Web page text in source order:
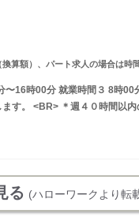
算額）、パート求人の場合は時
16時00分 就業時間３ 8時
す。 <BR> ＊週４０時間以内
る (ハローワークより転